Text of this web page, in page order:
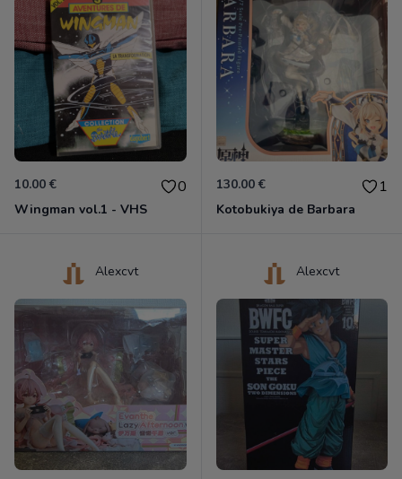
10.00 € 0
Wingman vol.1 - VHS
130.00 € 1
Kotobukiya de Barbara
Alexcvt Alexcvt